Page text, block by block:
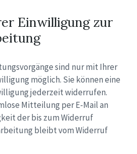
Einwilligung zur
sind nur mit Ihrer
möglich. Sie können eine
jederzeit widerrufen.
Mitteilung per E-Mail an
der bis zum Widerruf
bleibt vom Widerruf